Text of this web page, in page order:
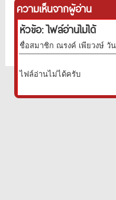
ความเห็นจากผู้อ่าน
หัวข้อ: ไฟล์อ่านไม่ได้
ชื่อสมาชิก ณรงค์ เพียวงษ์ วัน
ไฟล์อ่านไม่ได้ครับ